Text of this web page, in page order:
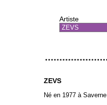
Artiste
ZEVS
Né en 1977 à Saverne